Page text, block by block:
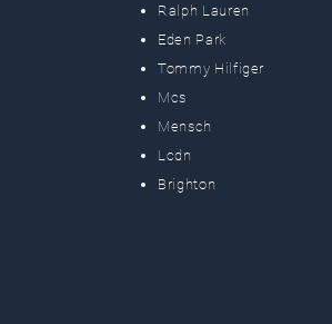
Ralph Lauren
Eden Park
Tommy Hilfiger
Mcs
Mensch
Lcdn
Brighton